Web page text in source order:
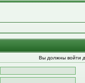
Вы должны войти